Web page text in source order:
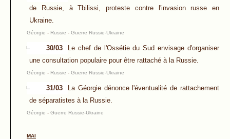
de Russie, à Tbilissi, proteste contre l'invasion russe en
Ukraine.
Géorgie - Russie - Guerre Russie-Ukraine
30/03
Le chef de l'Ossétie du Sud envisage d'organiser
une consultation populaire pour être rattaché à la Russie.
Géorgie - Russie - Guerre Russie-Ukraine
31/03
La Géorgie dénonce l'éventualité de rattachement
de séparatistes à la Russie.
Géorgie - Guerre Russie-Ukraine
MAI